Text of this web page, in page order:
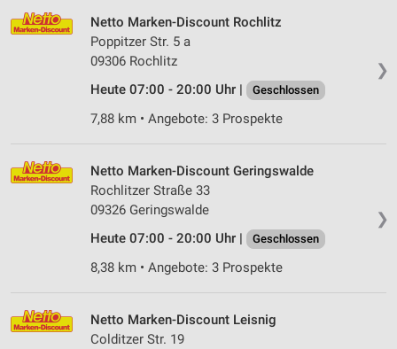
❯
Netto Marken-Discount Rochlitz
Poppitzer Str. 5 a
09306 Rochlitz
Heute 07:00 - 20:00 Uhr |
Geschlossen
7,88 km • Angebote: 3 Prospekte
❯
Netto Marken-Discount Geringswalde
Rochlitzer Straße 33
09326 Geringswalde
Heute 07:00 - 20:00 Uhr |
Geschlossen
8,38 km • Angebote: 3 Prospekte
Netto Marken-Discount Leisnig
Colditzer Str. 19